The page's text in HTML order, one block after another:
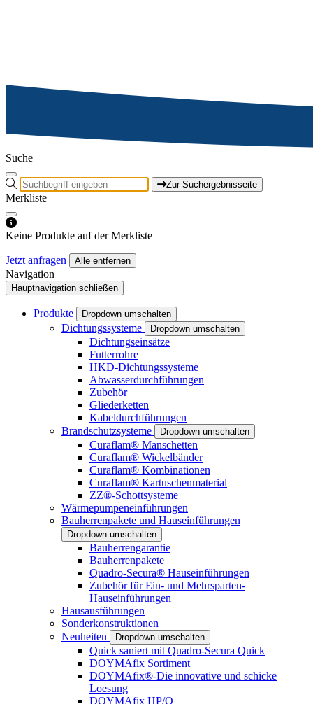
Suche
Zur Suchergebnisseite
Merkliste
Keine Produkte auf der Merkliste
Jetzt anfragen Alle entfernen
Navigation
Hauptnavigation schließen
Produkte Dropdown umschalten
Dichtungssysteme Dropdown umschalten
Dichtungseinsätze
Futterrohre
HKD-Dichtungssysteme
Abwasserdurchführungen
Zubehör
Gliederketten
Kabeldurchführungen
Brandschutzsysteme
Dropdown umschalten
Curaflam® Manschetten
Curaflam® Wickelbänder
Curaflam® Kombinationen
Curaflam® Kartuschenmaterial
ZZ®-Schottsysteme
Wärmepumpeneinführungen
Bauherrenpakete und Hauseinführungen
Dropdown umschalten
Bauherrengarantie
Bauherrenpakete
Quadro-Secura® Hauseinführungen
Zubehör für Ein- und Mehrsparten-
Hauseinführungen
Hausausführungen
Sonderkonstruktionen
Neuheiten
Dropdown umschalten
Quick saniert mit Quadro-Secura Quick
DOYMAfix Sortiment
DOYMAfix®-Die innovative und schicke
Loesung
DOYMAfix HP/O